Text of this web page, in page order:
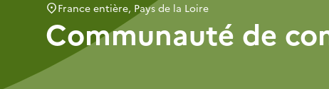
Communauté de
France entière, Pays de la Loire